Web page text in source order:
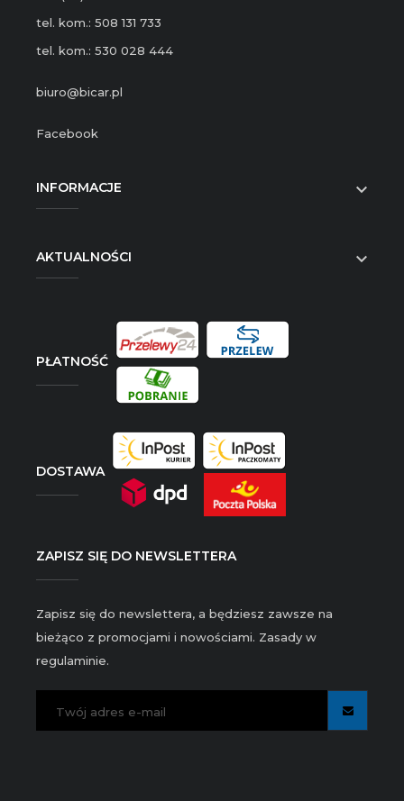
tel. kom.: 508 131 733
tel. kom.: 530 028 444
biuro@bicar.pl
Facebook
INFORMACJE 
AKTUALNOŚCI 
PŁATNOŚĆ
DOSTAWA
ZAPISZ SIĘ DO NEWSLETTERA
Zapisz się do newslettera, a będziesz zawsze na
bieżąco z promocjami i nowościami. Zasady w
regulaminie.